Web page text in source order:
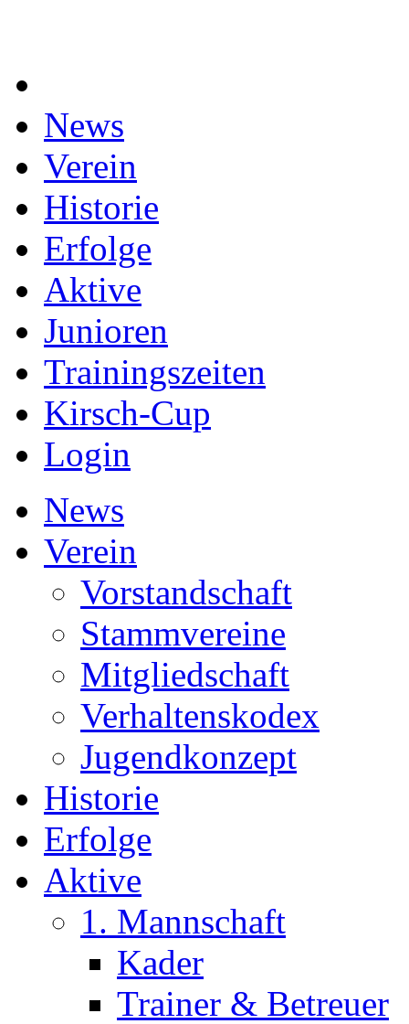
News
Verein
Historie
Erfolge
Aktive
Junioren
Trainingszeiten
Kirsch-Cup
Login
News
Verein
Vorstandschaft
Stammvereine
Mitgliedschaft
Verhaltenskodex
Jugendkonzept
Historie
Erfolge
Aktive
1. Mannschaft
Kader
Trainer & Betreuer